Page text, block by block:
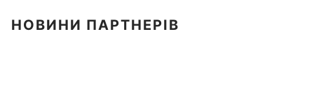
НОВИНИ ПАРТНЕРІВ